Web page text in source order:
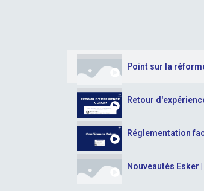
Point sur la
Retour
Réglementation
Nouveautés Esker